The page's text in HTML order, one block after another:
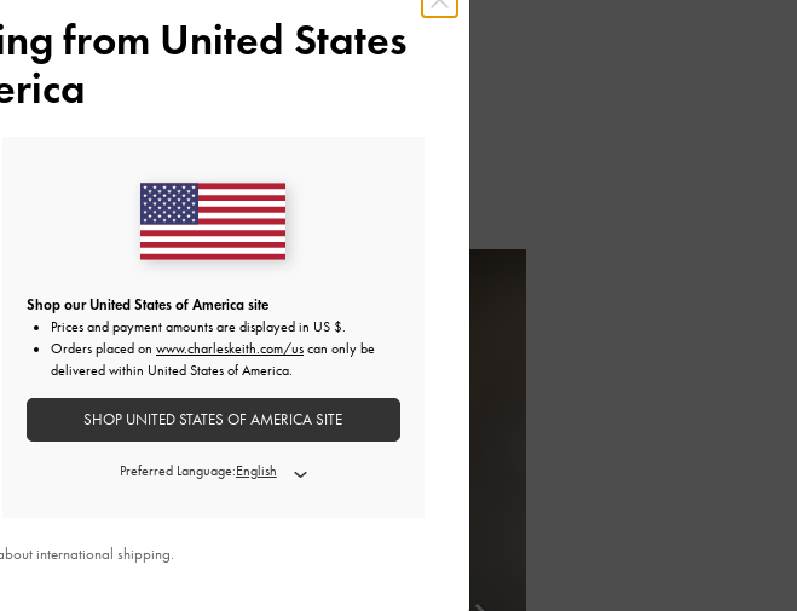
chọn tốt nhất
với màu đen
nên lỗi thời. Để
mũi giày trong
from United States
Shop our United States of America site
Prices and payment amounts are displayed in US $
Orders placed on www.charleskeith.com/us can only be
delivered within United States of America.
SHOP UNITED STATES OF AMERICA SITE
Preferred Language:
international shipping.